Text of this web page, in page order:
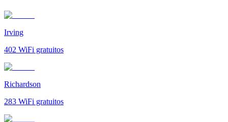
Irving
402 WiFi gratuitos
Richardson
283 WiFi gratuitos